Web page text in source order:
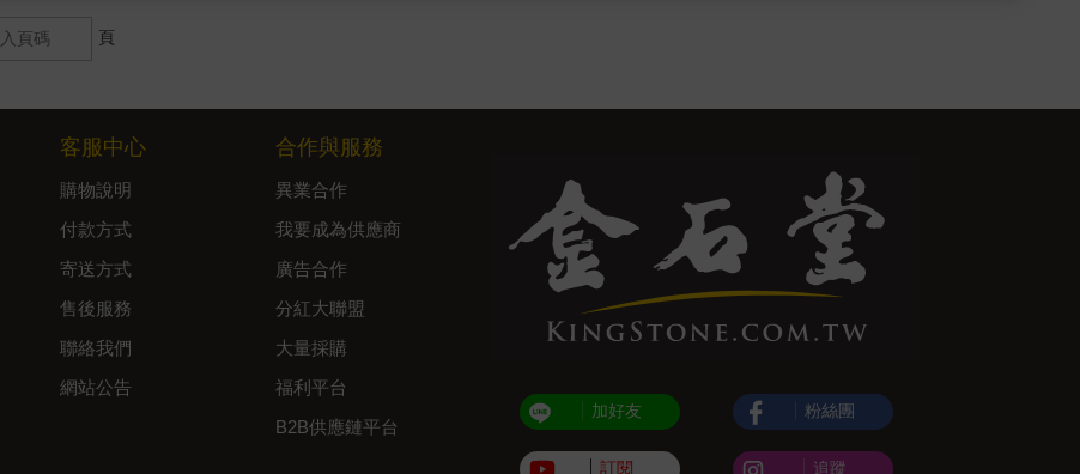
頁
客服中心
購物說明
付款方式
寄送方式
售後服務
聯絡我們
網站公告
合作與服務
異業合作
我要成為供應商
廣告合作
分紅大聯盟
大量採購
福利平台
B2B供應鏈平台
加好友
訂閱
粉絲團
追蹤